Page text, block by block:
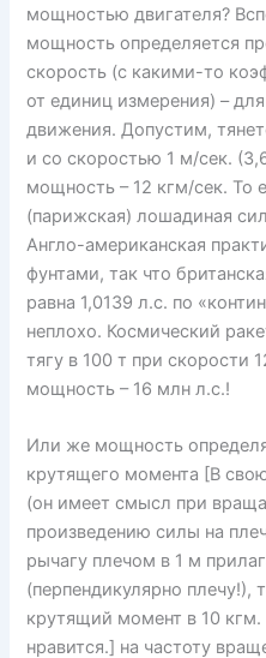
мощностью двигателя?
мощность определяется
скорость (с какими-то
от единиц измерения) –
движения. Допустим,
и со скоростью 1 м/сек.
мощность – 12 кгм/сек. То
(парижская) лошадиная
Англо-американская
фунтами, так что
равна 1,0139 л.с. по
неплохо. Космический
тягу в 100 т при скорости
мощность – 16 млн л.с.!
Или же мощность
крутящего момента [В
(он имеет смысл при
произведению силы на
рычагу плечом в 1 м
(перпендикулярно плечу!),
крутящий момент в 10
нравится.] на частоту